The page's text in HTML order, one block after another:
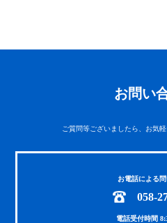
お問い
ご質問等ございましたら、お気
お電話による
058-
電話受付時間